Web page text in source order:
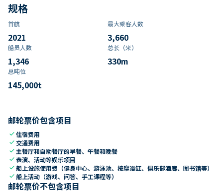
规格
首航
2021
最大乘客人数
3,660
船员人数
1,346
总长（米）
330m
总吨位
145,000t
邮轮票价包含项目
check住宿费用
check 交通费用
check 主餐厅和自助餐厅的早餐、午餐和晚餐
check表演、活动等娱乐项目
check船上设施使用费（健身中心、游泳池、按摩浴缸、俱乐部酒廊、图书馆等）
check船上活动（游戏、问答、手工课程等）
邮轮票价不包含项目